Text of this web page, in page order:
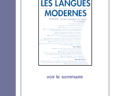
voir le sommaire